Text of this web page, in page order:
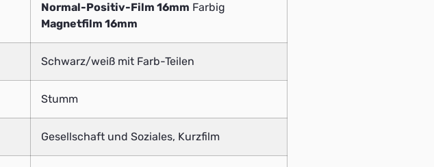
Normal-Positiv-Film 16mm Farbig
Magnetfilm 16mm
Schwarz/weiß mit Farb-Teilen
Stumm
Gesellschaft und Soziales, Kurzfilm